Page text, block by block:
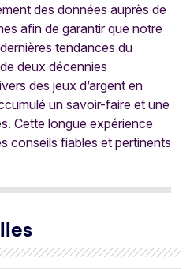
des données auprès de
afin de garantir que notre
tendances du
deux décennies
des jeux d’argent en
un savoir-faire et une
Cette longue expérience
conseils fiables et pertinents